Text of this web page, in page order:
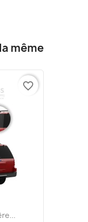
même
favorite_border